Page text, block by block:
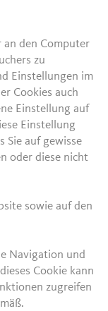
an den Computer
zu
Einstellungen im
Cookies auch
Einstellung auf
Einstellung
Sie auf gewisse
oder diese nicht
sowie auf den
Navigation und
Cookie kann
zugreifen